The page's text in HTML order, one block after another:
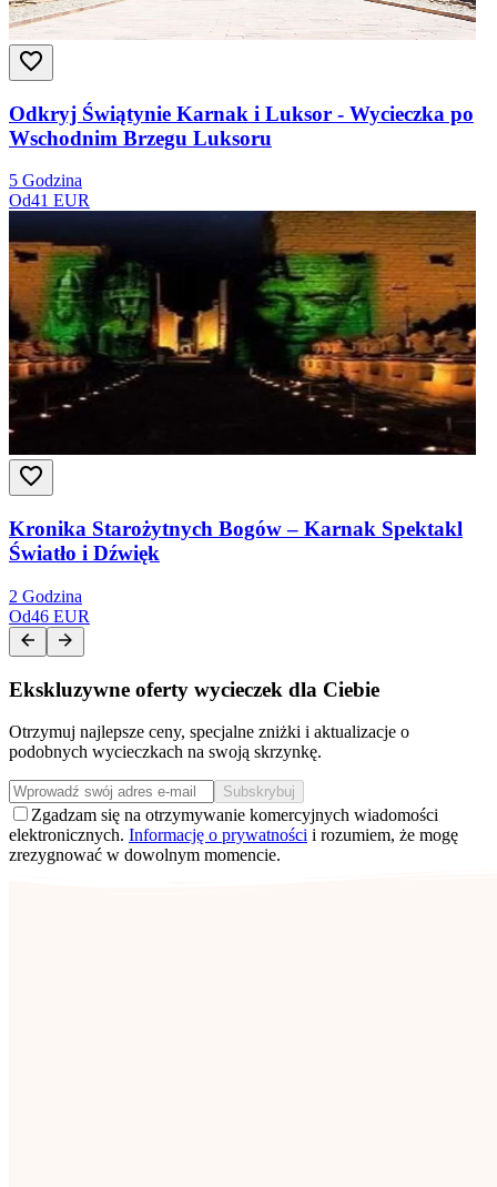
Odkryj Świątynie Karnak i Luksor - Wycieczka po
Wschodnim Brzegu Luksoru
5 Godzina
Od41 EUR
Kronika Starożytnych Bogów – Karnak Spektakl
Światło i Dźwięk
2 Godzina
Od46 EUR
Ekskluzywne oferty wycieczek dla Ciebie
Otrzymuj najlepsze ceny, specjalne zniżki i aktualizacje o
podobnych wycieczkach na swoją skrzynkę.
Subskrybuj
Zgadzam się na otrzymywanie komercyjnych wiadomości
elektronicznych. Informację o prywatności i rozumiem, że mogę
zrezygnować w dowolnym momencie.